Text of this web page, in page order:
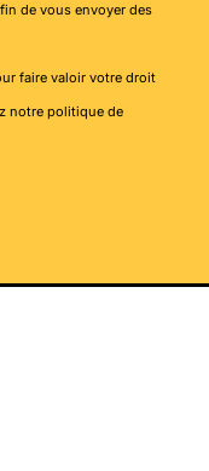
de vous envoyer des
faire valoir votre droit
notre politique de